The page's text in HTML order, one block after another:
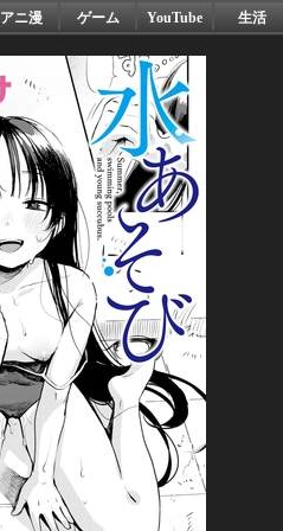
アニ漫 ゲーム YouTube 生活